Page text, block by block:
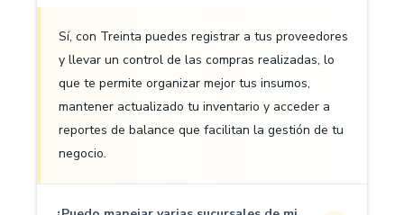
Sí, con Treinta puedes registrar a tus proveedores
y llevar un control de las compras realizadas, lo
que te permite organizar mejor tus insumos,
mantener actualizado tu inventario y acceder a
reportes de balance que facilitan la gestión de tu
negocio.